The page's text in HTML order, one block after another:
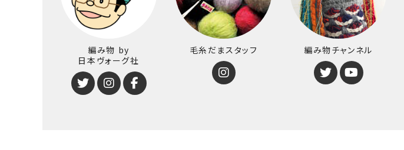
編み物 by
日本ヴォーグ社
毛糸だまスタッフ 編み物チャンネル